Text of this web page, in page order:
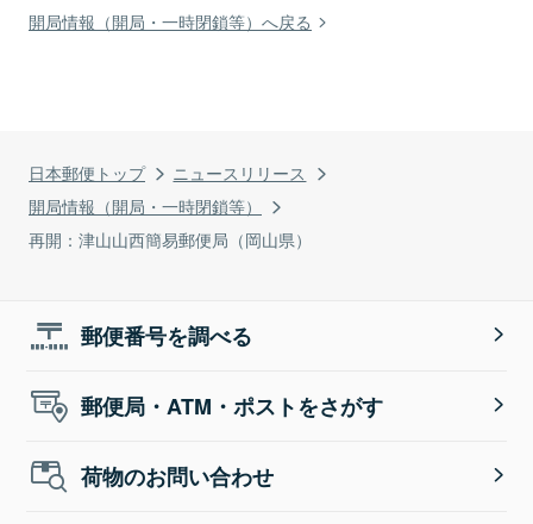
日本郵便トップ
ニュースリリース
開局情報（開局・一時閉鎖等）
再開：津山山西簡易郵便局（岡山県）
開局情報（開局・一時閉鎖等）へ戻る
郵便番号を調べる
郵便局・ATM・ポストをさがす
荷物のお問い合わせ